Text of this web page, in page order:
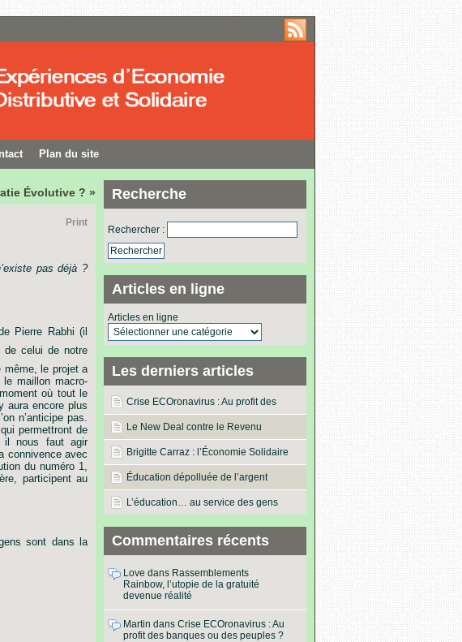
Plan du site
Recherche
Rechercher :
Articles en ligne
Articles en ligne
Les derniers articles
Crise ECOronavirus : Au profit des
banques ou des peuples ?
Le New Deal contre le Revenu
d’Existence
Brigitte Carraz : l’Économie Solidaire
dans les actes !
Éducation dépolluée de l’argent
L’éducation… au service des gens
Commentaires récents
Love dans Rassemblements
Rainbow, l’utopie de la gratuité
devenue réalité
Martin dans Crise ECOronavirus : Au
profit des banques ou des peuples ?
Évolutive ? »
Print
pas déjà ?
Pierre Rabhi (il
de celui de notre
même, le projet a
le maillon macro-
moment où tout le
aura encore plus
l’on n’anticipe pas.
qui permettront de
il nous faut agir
connivence avec
du numéro 1,
participent au
sont dans
la